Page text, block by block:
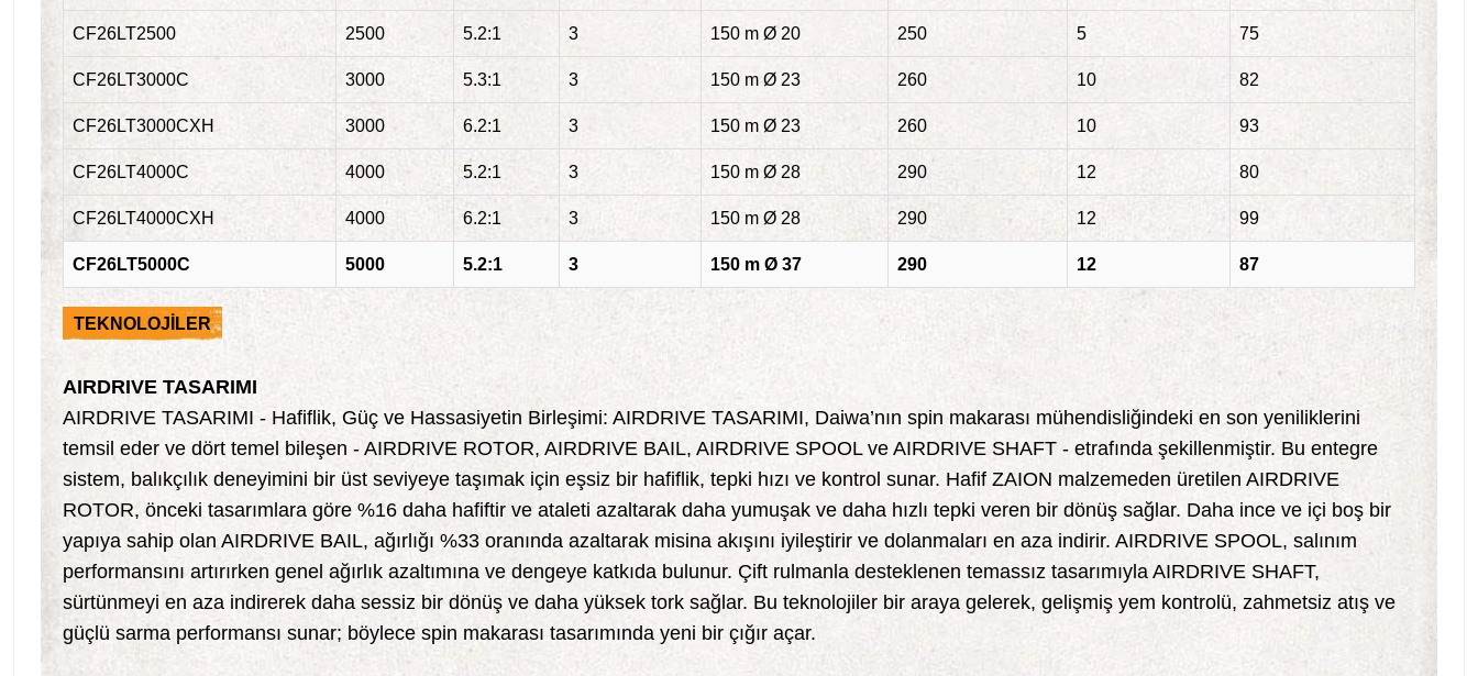
CF26LT2500 2500 5.2:1 3 150 m Ø 20 250 5 75
CF26LT3000C 3000 5.3:1 3 150 m Ø 23 260 10 82
CF26LT3000CXH 3000 6.2:1 3 150 m Ø 23 260 10 93
CF26LT4000C 4000 5.2:1 3 150 m Ø 28 290 12 80
CF26LT4000CXH 4000 6.2:1 3 150 m Ø 28 290 12 99
CF26LT5000C 5000 5.2:1 3 150 m Ø 37 290 12 87
TEKNOLOJİLER
AIRDRIVE TASARIMI
AIRDRIVE TASARIMI - Hafiflik, Güç ve Hassasiyetin Birleşimi: AIRDRIVE TASARIMI, Daiwa’nın spin makarası mühendisliğindeki en son yeniliklerini
temsil eder ve dört temel bileşen - AIRDRIVE ROTOR, AIRDRIVE BAIL, AIRDRIVE SPOOL ve AIRDRIVE SHAFT - etrafında şekillenmiştir. Bu entegre
sistem, balıkçılık deneyimini bir üst seviyeye taşımak için eşsiz bir hafiflik, tepki hızı ve kontrol sunar. Hafif ZAION malzemeden üretilen AIRDRIVE
ROTOR, önceki tasarımlara göre %16 daha hafiftir ve ataleti azaltarak daha yumuşak ve daha hızlı tepki veren bir dönüş sağlar. Daha ince ve içi boş bir
yapıya sahip olan AIRDRIVE BAIL, ağırlığı %33 oranında azaltarak misina akışını iyileştirir ve dolanmaları en aza indirir. AIRDRIVE SPOOL, salınım
performansını artırırken genel ağırlık azaltımına ve dengeye katkıda bulunur. Çift rulmanla desteklenen temassız tasarımıyla AIRDRIVE SHAFT,
sürtünmeyi en aza indirerek daha sessiz bir dönüş ve daha yüksek tork sağlar. Bu teknolojiler bir araya gelerek, gelişmiş yem kontrolü, zahmetsiz atış ve
güçlü sarma performansı sunar; böylece spin makarası tasarımında yeni bir çığır açar.